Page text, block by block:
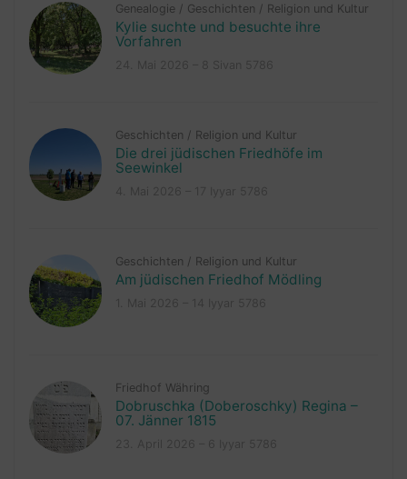
Genealogie / Geschichten / Religion und Kultur
Kylie suchte und besuchte ihre
Vorfahren
Geschichten / Religion und Kultur
Die drei jüdischen Friedhöfe im
Seewinkel
Geschichten / Religion und Kultur
Am jüdischen Friedhof Mödling
Friedhof Währing
Dobruschka (Doberoschky) Regina –
07. Jänner 1815